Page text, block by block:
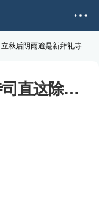
立秋后阴雨逾是新拜礼寺司直这除万大卿厅一原文和赏析
立秋后阴雨逾是新拜礼寺司直这除万大卿厅一